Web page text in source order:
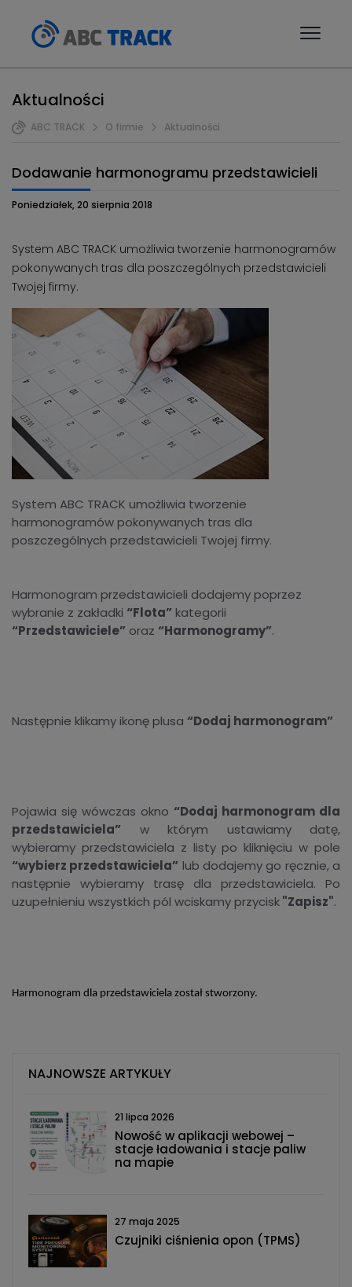
Aktualności
ABC TRACK O firmie Aktualności
Dodawanie harmonogramu przedstawicieli
Poniedziałek, 20 sierpnia 2018
System ABC TRACK umożliwia tworzenie harmonogramów
pokonywanych tras dla poszczególnych przedstawicieli
Twojej firmy.
System ABC TRACK umożliwia tworzenie
harmonogramów pokonywanych tras dla
poszczególnych przedstawicieli Twojej firmy.
Harmonogram przedstawicieli dodajemy poprzez
wybranie z zakładki “Flota” kategorii
“Przedstawiciele” oraz “Harmonogramy”.
Następnie klikamy ikonę plusa “Dodaj harmonogram”
Pojawia się wówczas okno “Dodaj harmonogram dla
przedstawiciela” w którym ustawiamy datę,
wybieramy przedstawiciela z listy po kliknięciu w pole
“wybierz przedstawiciela” lub dodajemy go ręcznie, a
następnie wybieramy trasę dla przedstawiciela. Po
uzupełnieniu wszystkich pól wciskamy przycisk"Zapisz".
Harmonogram dla przedstawiciela został stworzony.
NAJNOWSZE ARTYKUŁY
21 lipca 2026
Nowość w aplikacji webowej –
stacje ładowania i stacje paliw
na mapie
27 maja 2025
Czujniki ciśnienia opon (TPMS)